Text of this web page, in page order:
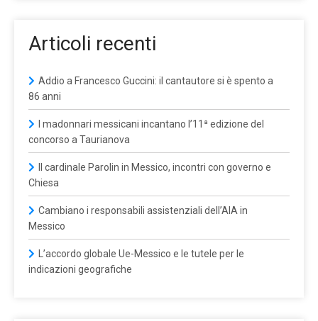
Articoli recenti
Addio a Francesco Guccini: il cantautore si è spento a
86 anni
I madonnari messicani incantano l’11ª edizione del
concorso a Taurianova
Il cardinale Parolin in Messico, incontri con governo e
Chiesa
Cambiano i responsabili assistenziali dell’AIA in
Messico
L’accordo globale Ue-Messico e le tutele per le
indicazioni geografiche